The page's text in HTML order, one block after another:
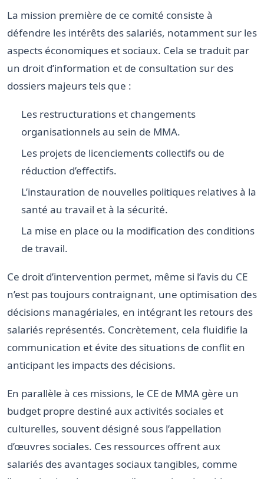
La mission première de ce comité consiste à
défendre les intérêts des salariés, notamment sur les
aspects économiques et sociaux. Cela se traduit par
un droit d’information et de consultation sur des
dossiers majeurs tels que :
Les restructurations et changements
organisationnels au sein de MMA.
Les projets de licenciements collectifs ou de
réduction d’effectifs.
L’instauration de nouvelles politiques relatives à la
santé au travail et à la sécurité.
La mise en place ou la modification des conditions
de travail.
Ce droit d’intervention permet, même si l’avis du CE
n’est pas toujours contraignant, une optimisation des
décisions managériales, en intégrant les retours des
salariés représentés. Concrètement, cela fluidifie la
communication et évite des situations de conflit en
anticipant les impacts des décisions.
En parallèle à ces missions, le CE de MMA gère un
budget propre destiné aux activités sociales et
culturelles, souvent désigné sous l’appellation
d’œuvres sociales. Ces ressources offrent aux
salariés des avantages sociaux tangibles, comme